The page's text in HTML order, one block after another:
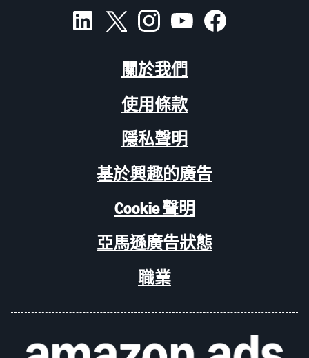
關於我們
使用條款
隱私聲明
基於興趣的廣告
Cookie 聲明
亞馬遜廣告狀態
職業